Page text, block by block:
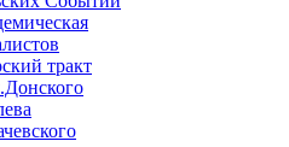
тракт